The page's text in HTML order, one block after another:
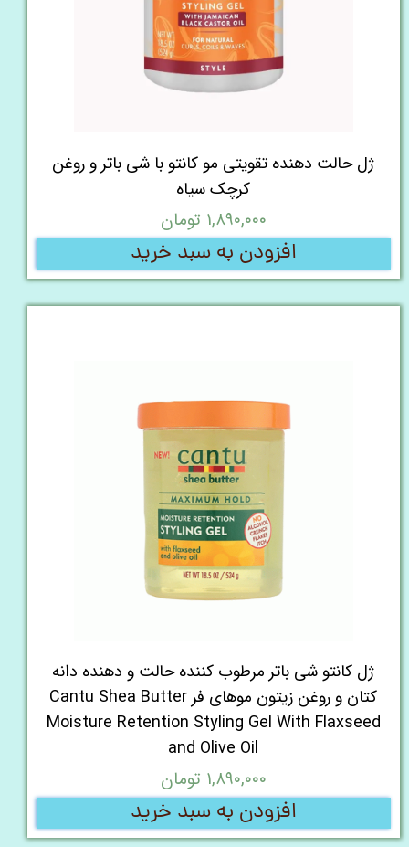
ژل حالت دهنده تقویتی مو کانتو با شی باتر و روغن
کرچک سیاه
۱,۸۹۰,۰۰۰ تومان
افزودن به سبد خرید
ژل کانتو شی باتر مرطوب کننده حالت و دهنده دانه
کتان و روغن زیتون موهای فر Cantu Shea Butter
Moisture Retention Styling Gel With Flaxseed
and Olive Oil
۱,۸۹۰,۰۰۰ تومان
افزودن به سبد خرید